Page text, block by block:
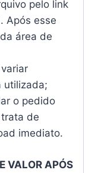
pelo link
Após esse
área de
utilizada;
o pedido
de
imediato.
VALOR APÓS